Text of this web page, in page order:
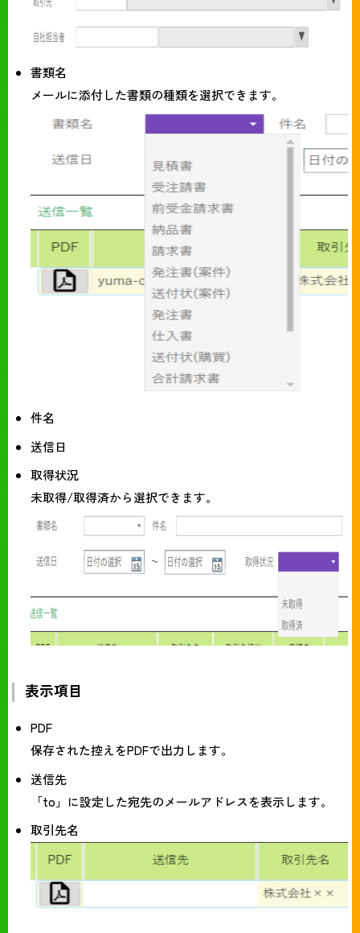
書類名
メールに添付した書類の種類を選択できます。
件名
送信日
取得状況
未取得/取得済から選択できます。
表示項目
PDF
保存された控えをPDFで出力します。
送信先
「to」に設定した宛先のメールアドレスを表示します。
取引先名